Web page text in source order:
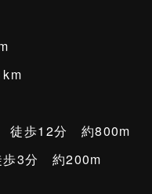
徒歩12分 約800m
3分 約200m